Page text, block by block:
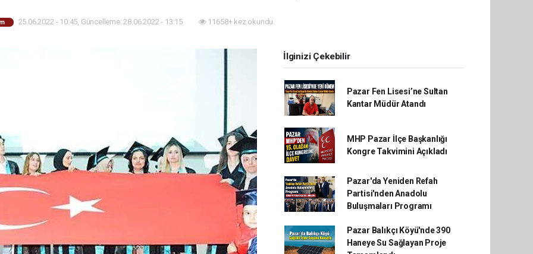
25.06.2022 - 10:45, Güncelleme: 28.06.2022 - 13:15 11658+ kez okundu.
İlginizi Çekebilir
Pazar Fen Lisesi’ne Sultan
Kantar Müdür Atandı
MHP Pazar İlçe Başkanlığı
Kongre Takvimini Açıkladı
Pazar'da Yeniden Refah
Partisi'nden Anadolu
Buluşmaları Programı
Pazar Balıkçı Köyü'nde 390
Haneye Su Sağlayan Proje